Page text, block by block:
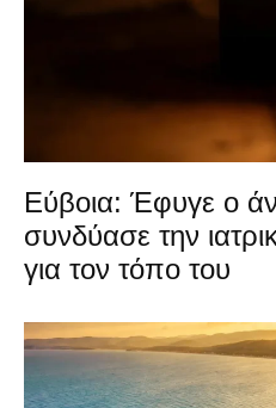
Εύβοια: Έφυγε ο
συνδύασε την
για τον τόπο του